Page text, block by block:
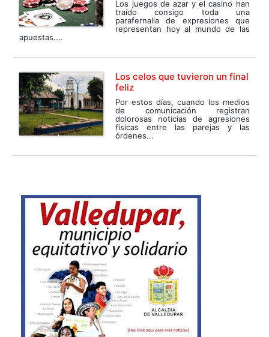
Los juegos de azar y el casino han
traído consigo toda una
parafernalia de expresiones que
representan hoy al mundo de las
apuestas....
Los celos que tuvieron un final
feliz
Por estos días, cuando los medios
de comunicación registran
dolorosas noticias de agresiones
físicas entre las parejas y las
órdenes...